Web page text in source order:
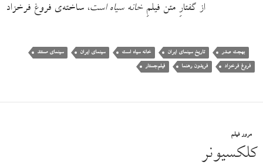
از گفتارِ متن فیلمِخانه سیاه است، ساخته‌ی فروغ فرخزاد
بهجت صدر تاریخ سینمای ایران خانه سیاه است سینمای ایران سینمای مستند
فروغ فرخزاد فریدون رهنما فیلم‌جستار
مرور فیلم
کلکسیونر